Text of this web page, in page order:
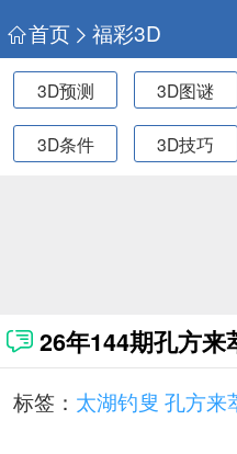
首页 福彩3D
3D预测 3D图谜
3D条件 3D技巧
26年144期孔方
标签： 太湖钓叟 孔方来